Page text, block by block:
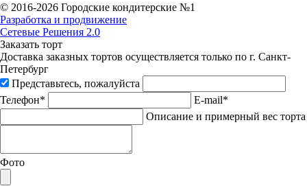
© 2016-2026 Городские кондитерские №1
Разработка и продвижение
Сетевые Решения 2.0
Заказать торт
Доставка заказных тортов осуществляется только по г. Санкт-
Петербург
Представьтесь, пожалуйста
Телефон*
E-mail*
Описание и примерный вес торта
Фото